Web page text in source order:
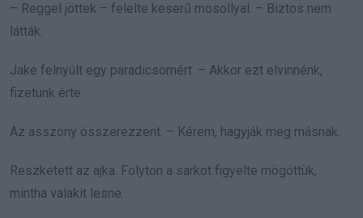
– Reggel jöttek – felelte keserű mosollyal. – Biztos nem
látták.
Jake felnyúlt egy paradicsomért. – Akkor ezt elvinnénk,
fizetünk érte.
Az asszony összerezzent. – Kérem, hagyják meg másnak.
Reszketett az ajka. Folyton a sarkot figyelte mögöttük,
mintha valakit lesne.